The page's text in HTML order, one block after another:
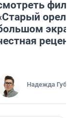
орел»
Надежда